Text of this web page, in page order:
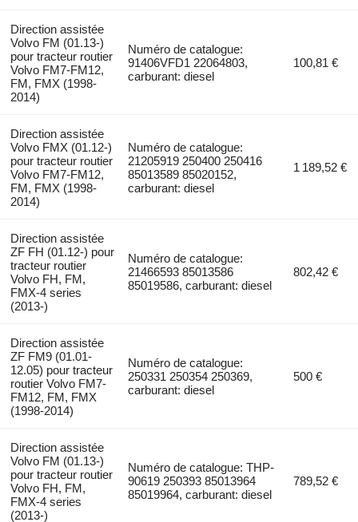
Direction assistée
Volvo FM (01.13-)
pour tracteur routier
Volvo FM7-FM12,
FM, FMX (1998-
2014)
Numéro de catalogue:
91406VFD1 22064803,
carburant: diesel
100,81 €
Direction assistée
Volvo FMX (01.12-)
pour tracteur routier
Volvo FM7-FM12,
FM, FMX (1998-
2014)
Numéro de catalogue:
21205919 250400 250416
85013589 85020152,
carburant: diesel
1 189,52 €
Direction assistée
ZF FH (01.12-) pour
tracteur routier
Volvo FH, FM,
FMX-4 series
(2013-)
Numéro de catalogue:
21466593 85013586
85019586, carburant: diesel
802,42 €
Direction assistée
ZF FM9 (01.01-
12.05) pour tracteur
routier Volvo FM7-
FM12, FM, FMX
(1998-2014)
Numéro de catalogue:
250331 250354 250369,
carburant: diesel
500 €
Direction assistée
Volvo FM (01.13-)
pour tracteur routier
Volvo FH, FM,
FMX-4 series
(2013-)
Numéro de catalogue: THP-
90619 250393 85013964
85019964, carburant: diesel
789,52 €